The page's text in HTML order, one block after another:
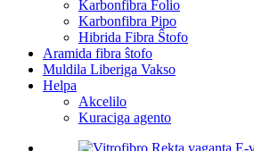
Karbonfibra Folio
Karbonfibra Pipo
Hibrida Fibra Ŝtofo
Aramida fibra ŝtofo
Muldila Liberiga Vakso
Helpa
Akcelilo
Kuraciga agento